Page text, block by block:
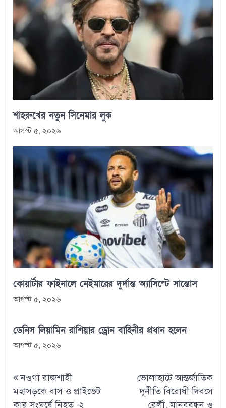
শাহরুখের নতুন সিনেমার লুক
আগস্ট ৫, ২০২৬
কোয়ার্টার ফাইনালে নেইমারের দুর্দান্ত অ্যাসিস্টে সান্তোস
আগস্ট ৫, ২০২৬
ডেনিস লিয়ামিন রাশিয়ার ড্রোন বাহিনীর প্রধান হলেন
আগস্ট ৫, ২০২৬
Post
navigation
নওগাঁ রাজশাহী
মহাসড়কে বাস ও প্রাইভেট
কার সংঘর্ষে নিহত -২
ভোলাহাটে আন্তর্জাতিক
দূর্নীতি বিরোধী দিবসে
রেলী, মানববন্ধন ও